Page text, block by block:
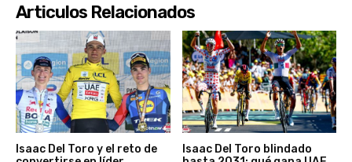
Articulos Relacionados
Isaac Del Toro y el reto de
Isaac Del Toro blindado